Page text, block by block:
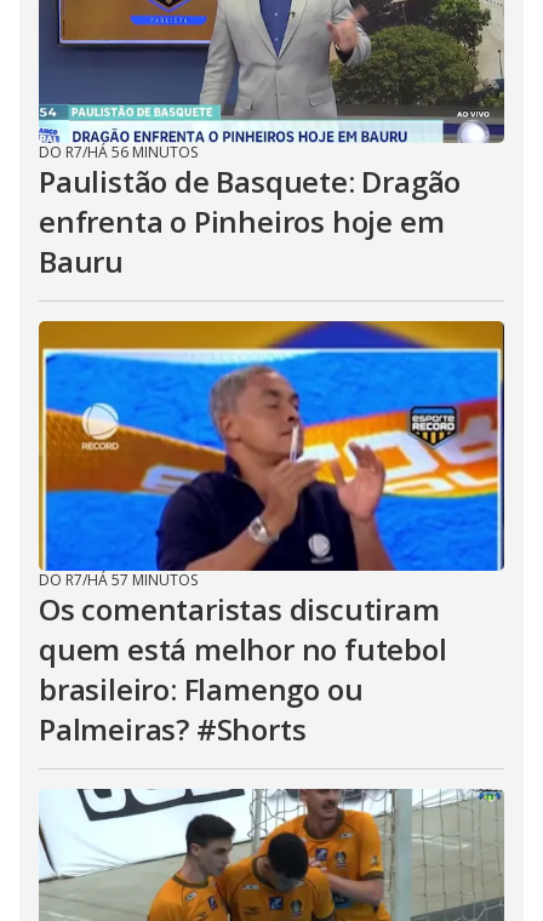
DO R7/HÁ 56 MINUTOS
Paulistão de Basquete: Dragão
enfrenta o Pinheiros hoje em
Bauru
DO R7/HÁ 57 MINUTOS
Os comentaristas discutiram
quem está melhor no futebol
brasileiro: Flamengo ou
Palmeiras? #Shorts